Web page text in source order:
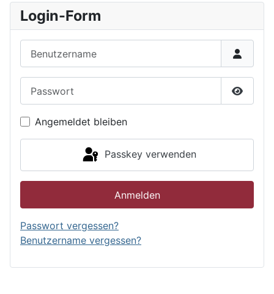
Login-Form
Angemeldet bleiben
Passkey verwenden
Anmelden
Passwort vergessen?
Benutzername vergessen?